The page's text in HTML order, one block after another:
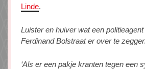
Linde.
Luister en huiver wat een
Ferdinand Bolstraat er over te
‘Als er een pakje kranten tegen een